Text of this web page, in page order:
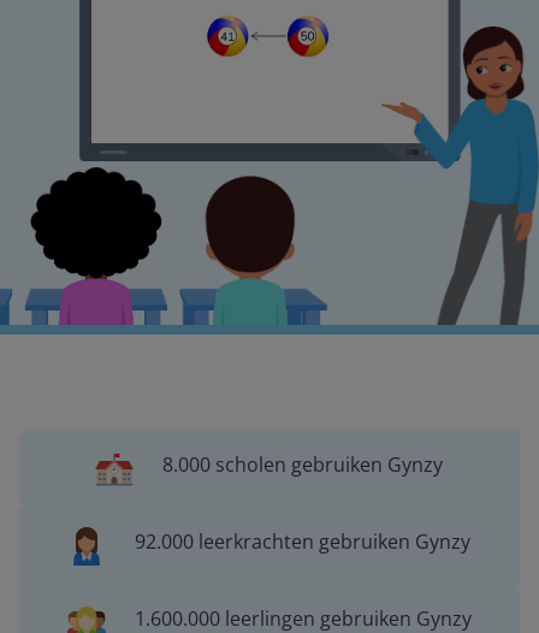
8.000 scholen gebruiken Gynzy
92.000 leerkrachten gebruiken Gynzy
1.600.000 leerlingen gebruiken Gynzy